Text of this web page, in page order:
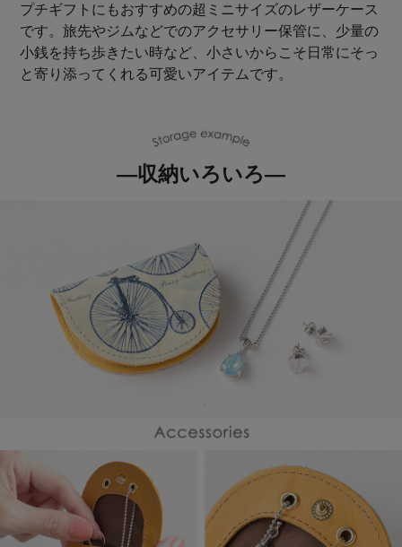
プチギフトにもおすすめの超ミニサイズのレザーケース
です。旅先やジムなどでのアクセサリー保管に、少量の
小銭を持ち歩きたい時など、小さいからこそ日常にそっ
と寄り添ってくれる可愛いアイテムです。
―収納いろいろ―